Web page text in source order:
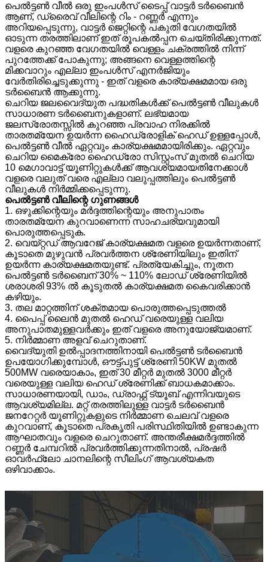
പെൽട്ടൺ വീൽ ഒരു ഇംപൾസ് ടൈപ്പ് വാട്ടർ ടർബൈൻ
ആണ്, ഡ്രൈവ് വീലിന്റെ റിം - റണ്ണർ എന്നും
അറിയപ്പെടുന്നു, വാട്ടർ ജെറ്റിന്റെ പകുതി വേഗതയിൽ
ഓടുന്ന തരത്തിലാണ് ഇത് രൂപകൽപ്പന ചെയ്തിരിക്കുന്നത്.
വളരെ കുറഞ്ഞ വേഗതയിൽ വെള്ളം ചക്രത്തിൽ നിന്ന്
പുറത്തേക്ക് പോകുന്നു; അങ്ങനെ വെള്ളത്തിന്റെ
മിക്കവാറും എല്ലാ ഇംപൾസ് എനർജിയും
വേർതിരിച്ചെടുക്കുന്നു - ഇത് വളരെ കാര്യക്ഷമമായ ഒരു
ടർബൈൻ ആക്കുന്നു.
ചെറിയ ജലവൈദ്യുത പദ്ധതികൾക്ക് പെൽട്ടൺ വീലുകൾ
സാധാരണ ടർബൈനുകളാണ്. ലഭ്യമായ
ജലസ്രോതസ്സിൽ കുറഞ്ഞ പ്രവാഹ നിരക്കിൽ
താരതമ്യേന ഉയർന്ന ഹൈഡ്രോളിക് ഹെഡ് ഉള്ളപ്പോൾ,
പെൽട്ടൺ വീൽ ഏറ്റവും കാര്യക്ഷമമായിരിക്കും. ഏറ്റവും
ചെറിയ മൈക്രോ ഹൈഡ്രോ സിസ്റ്റംസ് മുതൽ ചെറിയ
10 മെഗാവാട്ട് യൂണിറ്റുകൾക്ക് ആവശ്യമായതിനേക്കാൾ
വളരെ വലുത് വരെ എല്ലാ വലുപ്പത്തിലും പെൽട്ടൺ
വീലുകൾ നിർമ്മിക്കപ്പെടുന്നു.
പെൽട്ടൺ വീലിന്റെ ഗുണങ്ങൾ
1. ഒഴുക്കിന്റെയും മർദ്ദത്തിന്റെയും അനുപാതം
താരതമ്യേന കുറവാണെന്ന സാഹചര്യവുമായി
പൊരുത്തപ്പെടുക.
2. വെയ്റ്റഡ് ആവറേജ് കാര്യക്ഷമത വളരെ ഉയർന്നതാണ്,
കൂടാതെ മുഴുവൻ പ്രവർത്തന ശ്രേണിയിലും ഇതിന്
ഉയർന്ന കാര്യക്ഷമതയുണ്ട്. പ്രത്യേകിച്ചും, നൂതന
പെൽട്ടൺ ടർബൈന് 30% ~ 110% ലോഡ് ശ്രേണിയിൽ
ശരാശരി 93% ൽ കൂടുതൽ കാര്യക്ഷമത കൈവരിക്കാൻ
കഴിയും.
3. തല മാറ്റത്തിന് ശക്തമായ പൊരുത്തപ്പെടുത്തൽ
4. പൈപ്പ് ലൈൻ മുതൽ ഹെഡ് വരെയുള്ള വലിയ
അനുപാതമുള്ളവർക്കും ഇത് വളരെ അനുയോജ്യമാണ്.
5. നിർമ്മാണ അളവ് ചെറുതാണ്.
വൈദ്യുതി ഉൽപ്പാദനത്തിനായി പെൽട്ടൺ ടർബൈൻ
ഉപയോഗിക്കുമ്പോൾ, ഔട്ട്‌പുട്ട് ശ്രേണി 50KW മുതൽ
500MW വരെയാകാം, ഇത് 30 മീറ്റർ മുതൽ 3000 മീറ്റർ
വരെയുള്ള വലിയ ഹെഡ് ശ്രേണിക്ക് ബാധകമാക്കാം.
സാധാരണയായി, ഡാം, ഡ്രാഫ്റ്റ് ട്യൂബ് എന്നിവയുടെ
ആവശ്യമില്ല. മറ്റ് തരത്തിലുള്ള വാട്ടർ ടർബൈൻ
ജനറേറ്റർ യൂണിറ്റുകളുടെ നിർമ്മാണ ചെലവ് വളരെ
കുറവാണ്, കൂടാതെ പ്രകൃതി പരിസ്ഥിതിയിൽ ഉണ്ടാകുന്ന
ആഘാതവും വളരെ ചെറുതാണ്. അന്തരീക്ഷമർദ്ദത്തിൽ
റണ്ണർ ചേമ്പറിൽ പ്രവർത്തിക്കുന്നതിനാൽ, പ്രഷർ
ഓവർഫ്ലോ ചാനലിന്റെ സീലിംഗ് ആവശ്യകത
ഒഴിവാക്കാം.